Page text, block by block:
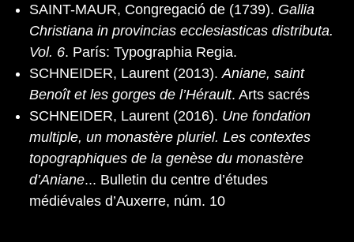
SAINT-MAUR, Congregació de (1739). Gallia
Christiana in provincias ecclesiasticas distributa.
Vol. 6. París: Typographia Regia.
SCHNEIDER, Laurent (2013).Aniane, saint
Benoît et les gorges de l’Hérault. Arts sacrés
SCHNEIDER, Laurent (2016). Une fondation
multiple, un monastère pluriel. Les contextes
topographiques de la genèse du monastère
d’Aniane... Bulletin du centre d’études
médiévales d’Auxerre, núm. 10